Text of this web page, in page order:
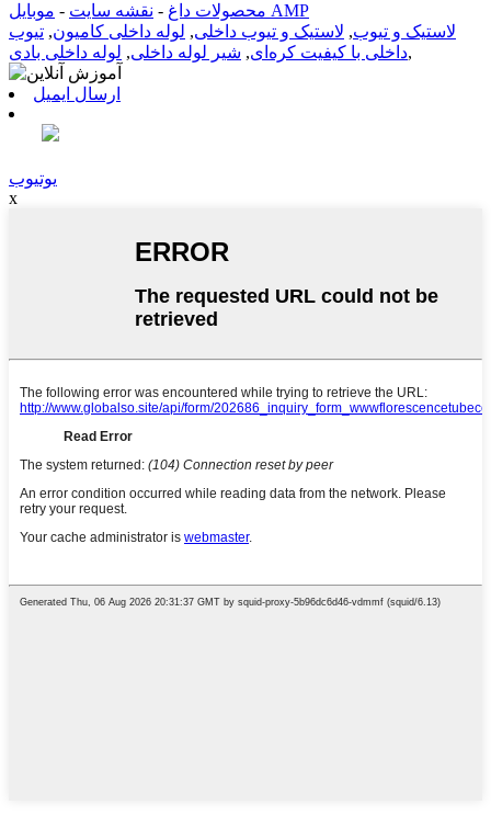
محصولات داغ - نقشه سایت -
موبایل AMP
لاستیک و تیوب, لاستیک و تیوب داخلی, لوله داخلی کامیون, تیوب
داخلی با کیفیت کره‌ای, شیر لوله داخلی, لوله داخلی بادی ,
ارسال ایمیل
یوتیوب
x